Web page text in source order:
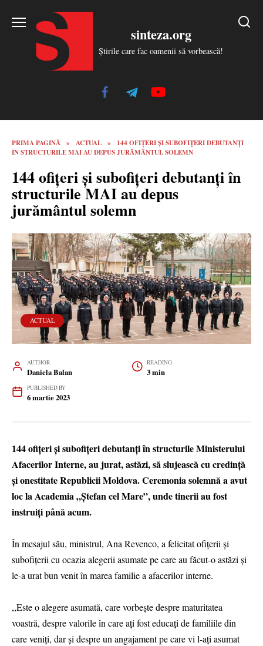
sinteza.org
Știrile care fac oamenii să vorbească!
PRIMA PAGINĂ » ACTUAL »
144 OFIȚERI ȘI SUBOFIȚERI DEBUTANȚI
ÎN STRUCTURILE MAI AU DEPUS JURĂMÂNTUL SOLEMN
144 ofițeri și subofițeri debutanți în
structurile MAI au depus
jurământul solemn
ACTUAL
AUTHOR
Daniela Balan
READING
3 min
PUBLISHED BY
6 martie 2023
144 ofițeri și subofițeri debutanți în structurile Ministerului
Afacerilor Interne, au jurat, astăzi, să slujească cu credință
și onestitate Republicii Moldova. Ceremonia solemnă a avut
loc la Academia „Ștefan cel Mare”, unde tinerii au fost
instruiți până acum.
În mesajul său, ministrul, Ana Revenco, a felicitat ofițerii și
subofițerii cu ocazia alegerii asumate pe care au făcut-o astăzi și
le-a urat bun venit în marea familie a afacerilor interne.
,,Este o alegere asumată, care vorbește despre maturitatea
voastră, despre valorile în care ați fost educați de familiile din
care veniți, dar și despre un angajament pe care vi l-ați asumat